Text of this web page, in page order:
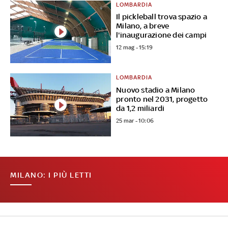
Il pickleball trova spazio a
Milano, a breve
l'inaugurazione dei campi
LOMBARDIA
12 mag - 15:19
Nuovo stadio a Milano
pronto nel 2031, progetto
da 1,2 miliardi
LOMBARDIA
25 mar - 10:06
MILANO: I PIÙ LETTI